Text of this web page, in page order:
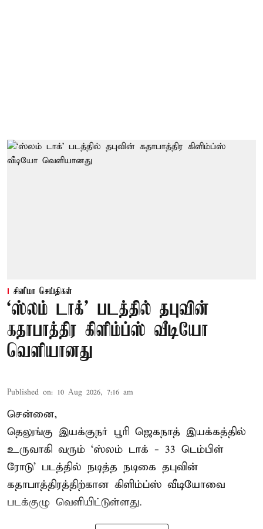
சினிமா செய்திகள்
‘ஸ்லம் டாக்’ படத்தில் தபுவின்
கதாபாத்திர கிளிம்ப்ஸ் வீடியோ
வெளியானது
Published on: 10 Aug 2026, 7:16 am
சென்னை,
தெலுங்கு இயக்குநர் பூரி ஜெகநாத் இயக்கத்தில்
உருவாகி வரும் ‘ஸ்லம் டாக் - 33 டெம்பிள்
ரோடு’ படத்தில் நடித்த நடிகை தபுவின்
கதாபாத்திரத்திற்கான கிளிம்ப்ஸ் வீடியோவை
படக்குழு வெளியிட்டுள்ளது.